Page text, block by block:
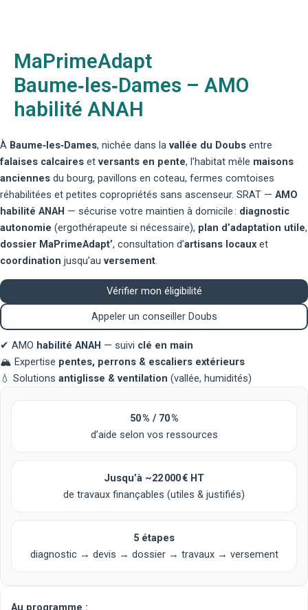
MaPrimeAdapt
Baume‑les‑Dames – AMO
habilité ANAH
À Baume‑les‑Dames, nichée dans la vallée du Doubs entre
falaises calcaires et versants en pente, l’habitat mêle maisons
anciennes du bourg, pavillons en coteau, fermes comtoises
réhabilitées et petites copropriétés sans ascenseur. SRAT — AMO
habilité ANAH — sécurise votre maintien à domicile : diagnostic
autonomie (ergothérapeute si nécessaire), plan d’adaptation utile,
dossier MaPrimeAdapt’, consultation d’artisans locaux et
coordination jusqu’au versement.
Vérifier mon éligibilité
Appeler un conseiller Doubs
✔ AMO habilité ANAH — suivi clé en main
🏔️ Expertise pentes, perrons & escaliers extérieurs
💧 Solutions antiglisse & ventilation (vallée, humidités)
50 % / 70 %
d’aide selon vos ressources
Jusqu’à ~22 000 € HT
de travaux finançables (utiles & justifiés)
5 étapes
diagnostic → devis → dossier → travaux → versement
Au programme :